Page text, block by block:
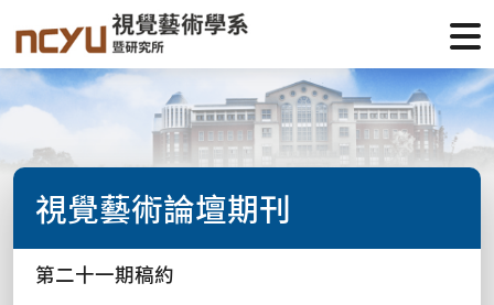
視覺藝術論壇期刊
第二十一期稿約